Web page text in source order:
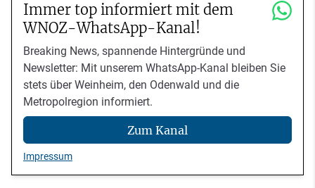
Immer top informiert mit dem
WNOZ-WhatsApp-Kanal!
Breaking News, spannende Hintergründe und
Newsletter: Mit unserem WhatsApp-Kanal bleiben Sie
stets über Weinheim, den Odenwald und die
Metropolregion informiert.
Zum Kanal
Impressum